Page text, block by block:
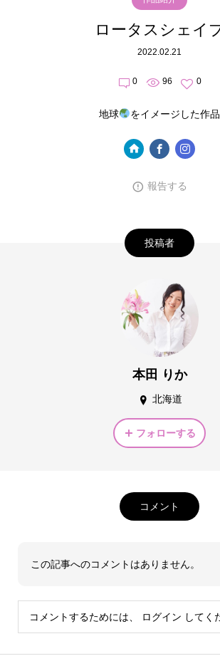
ロータスシェイ
2022.02.21
0 96 0
地球 をイメージした作品
報告する
投稿者
本田 りか
北海道
フォローする
コメント
この記事へのコメントはありません。
コメントするためには、 ログイン してく